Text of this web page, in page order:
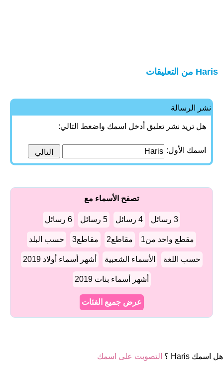
Haris من التعليقات
نشر الرسالة
هل تريد نشر تعليق أدخل اسمك واضغط التالي:
اسمك الأول:
تصفح الأسماء مع
3 رسائل 4 رسائل 5 رسائل 6 رسائل
مقطع واحد من1 مقاطع2 مقاطع3 حسب البلد
حسب اللغة الأسماء الشعبية أشهر أسماء أولاد 2019
أشهر أسماء بنات 2019
عرض جميع الفئات
هل اسمك Haris ؟ التصويت على اسمك